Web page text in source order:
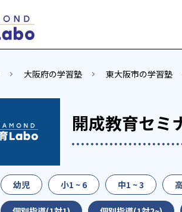
大阪府の学習塾 東大阪市の学習塾
開成教育セミ
幼児 小1 ~ 6 中1 ~ 3